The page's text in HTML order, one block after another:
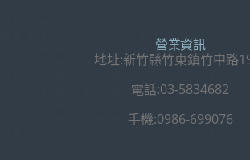
營業資訊
地址:新竹縣竹東鎮竹中路
電話:03-5834682
手機:0986-699076